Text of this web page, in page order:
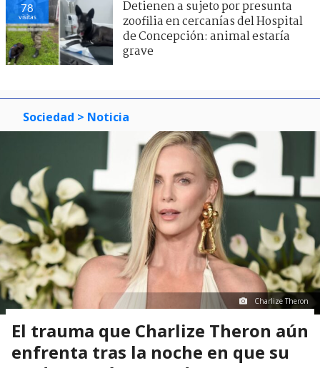
78
visitas
Detienen a sujeto por presunta
zoofilia en cercanías del Hospital
de Concepción: animal estaría
grave
Sociedad > Noticia
Charlize Theron
El trauma que Charlize Theron aún
enfrenta tras la noche en que su